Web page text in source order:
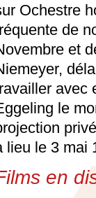
Ochestre
de
et
avec
le
lieu le 3 mai
en